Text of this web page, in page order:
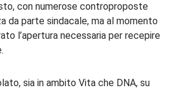
con numerose controproposte
da parte sindacale, ma al momento
l’apertura necessaria per recepire
sia in ambito Vita che DNA, su